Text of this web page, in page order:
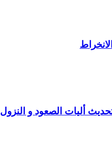
بتحديث أليات الصعود و النزول